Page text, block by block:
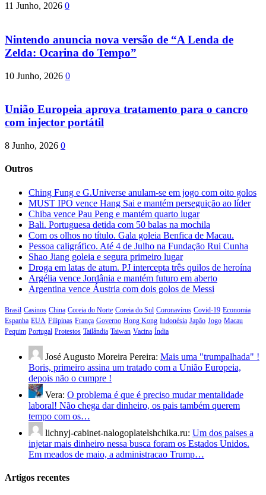
11 Junho, 2026 0
Nintendo anuncia nova versão de “A Lenda de
Zelda: Ocarina do Tempo”
10 Junho, 2026 0
União Europeia aprova tratamento para o cancro
com injector portátil
8 Junho, 2026 0
Outros
Ching Fung e G.Universe anulam-se em jogo com oito golos
MUST IPO vence Hang Sai e mantém perseguição ao líder
Chiba vence Pau Peng e mantém quarto lugar
Bali. Portuguesa detida com 50 balas na mochila
Com os olhos no título. Gala goleia Benfica de Macau.
Pessoa caligráfico. Até 4 de Julho na Fundação Rui Cunha
Shao Jiang goleia e segura primeiro lugar
Droga em latas de atum. PJ intercepta três quilos de heroína
Argélia vence Jordânia e mantém futuro em aberto
Argentina vence Áustria com dois golos de Messi
Brasil Casinos China Coreia do Norte Coreia do Sul Coronavírus Covid-19 Economia
Espanha EUA Filipinas França Governo Hong Kong Indonésia Japão Jogo Macau
Pequim Portugal Protestos Tailândia Taiwan Vacina Índia
José Augusto Moreira Pereira: Mais uma "trumpalhada" !
Boris, primeiro assina um tratado com a União Europeia,
depois não o cumpre !
Vera: O problema é que é preciso mudar mentalidade
laboral! Não chega dar dinheiro, os pais também querem
tempo com os…
lichnyj-cabinet-nalogoplatelshchika.ru: Um dos paises a
injetar mais dinheiro nessa busca foram os Estados Unidos.
Em meados de maio, a administracao Trump…
Artigos recentes